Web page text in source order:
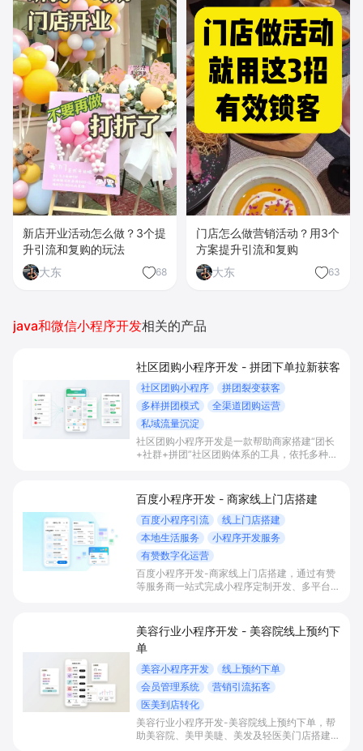
新店开业活动怎么做？3个提
升引流和复购的玩法
大东
68
门店怎么做营销活动？用3个
方案提升引流和复购
大东
63
java和微信小程序开发相关的产品
社区团购小程序开发 - 拼团下单拉新获客
社区团购小程序
拼团裂变获客
多样拼团模式
全渠道团购运营
私域流量沉淀
社区团购小程序开发是一款帮助商家搭建“团长
+社群+拼团”社区团购体系的工具，依托多种拼
员。
百度小程序开发 - 商家线上门店搭建
百度小程序引流
线上门店搭建
本地生活服务
小程序开发服务
有赞数字化运营
百度小程序开发-商家线上门店搭建，通过有赞
等服务商一站式完成小程序定制开发、多平台联
提升到店与下单转化。
美容行业小程序开发 - 美容院线上预约下
单
美容小程序开发
线上预约下单
会员管理系统
营销引流拓客
医美到店转化
美容行业小程序开发-美容院线上预约下单，帮
助美容院、美甲美睫、美发及轻医美门店搭建线